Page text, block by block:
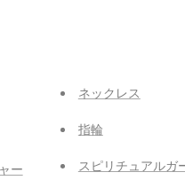
ー
ネックレス
指輪
スピリチュアルガ